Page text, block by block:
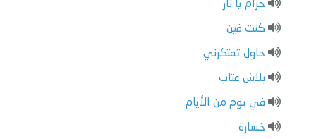
حرام يا نار
كنت فين
حاول تفتكرني
بلاش عتاب
في يوم من الأيام
خسارة